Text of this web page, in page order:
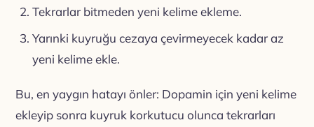
Tekrarlar bitmeden yeni kelime ekleme.
Yarınki kuyruğu cezaya çevirmeyecek kadar az
yeni kelime ekle.
Bu, en yaygın hatayı önler: Dopamin için yeni kelime
ekleyip sonra kuyruk korkutucu olunca tekrarları